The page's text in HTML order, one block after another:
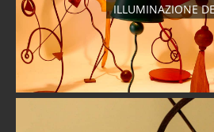
ILLUMINAZIONE